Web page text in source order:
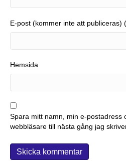
E-post (kommer inte att publiceras)
Hemsida
Spara mitt namn, min e-postadress
webbläsare till nästa gång jag